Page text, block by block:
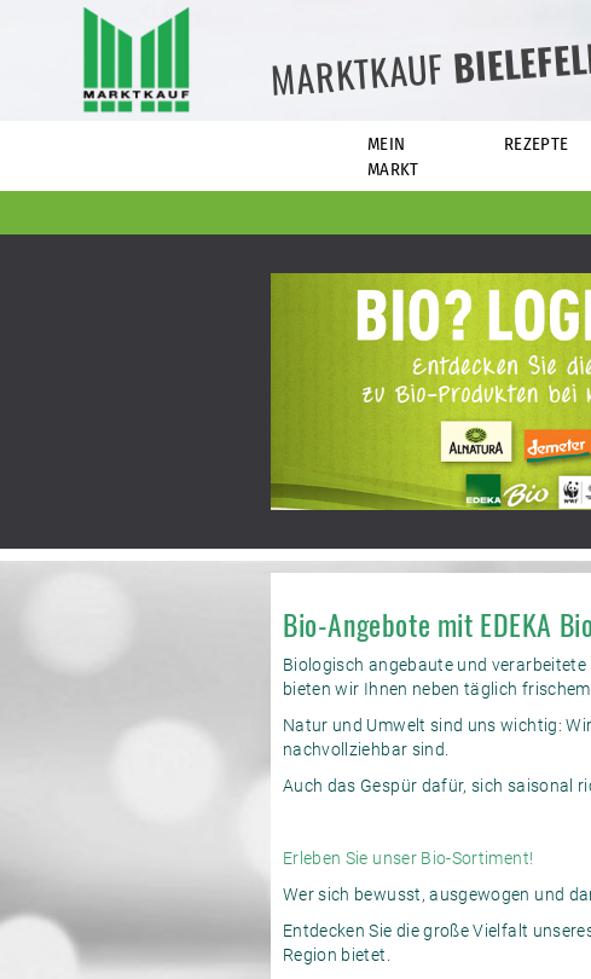
MARKTKAUF
MEIN
MARKT
REZEPTE
Bio-Angebote mit EDEKA
Biologisch angebaute und
bieten wir Ihnen neben täglich
Natur und Umwelt sind uns wichtig:
nachvollziehbar sind.
Auch das Gespür dafür, sich saisonal
Erleben Sie unser Bio-Sortiment!
Wer sich bewusst, ausgewogen und
Entdecken Sie die große Vielfalt
Region bietet.